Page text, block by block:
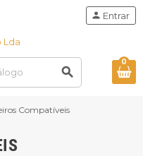
search
person Entrar
0
Compatíveis